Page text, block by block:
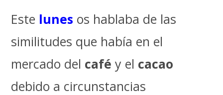
Este lunes os hablaba de las
similitudes que había en el
mercado del café y el cacao
debido a circunstancias